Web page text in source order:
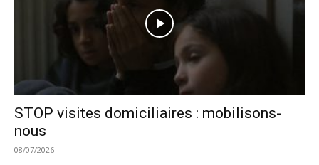
STOP visites domiciliaires : mobilisons-
nous
08/07/2026